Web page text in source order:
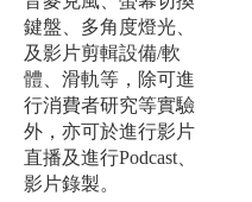
鍵盤、多角度燈光、
及影片剪輯設備/軟
體、滑軌等，除可進
行消費者研究等實驗
外，亦可於進行影片
直播及進行Podcast、
影片錄製。